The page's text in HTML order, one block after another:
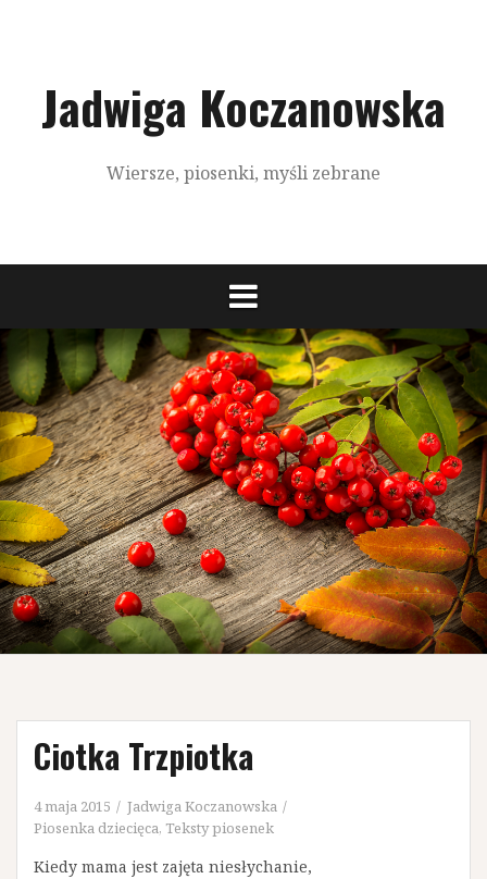
Jadwiga Koczanowska
Wiersze, piosenki, myśli zebrane
Ciotka Trzpiotka
4 maja 2015
Jadwiga Koczanowska
Piosenka dziecięca, Teksty piosenek
Kiedy mama jest zajęta niesłychanie,